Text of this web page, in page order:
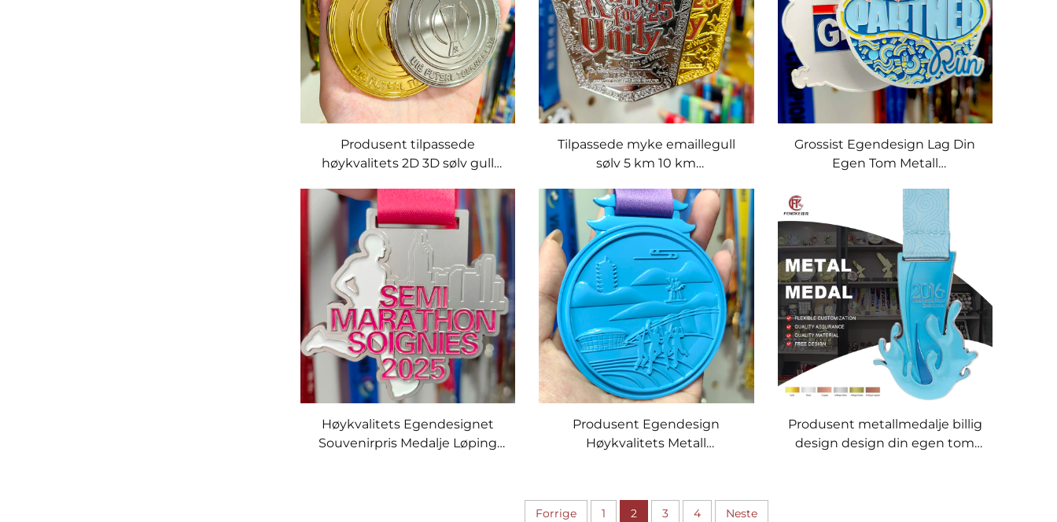
Produsent tilpassede
høykvalitets 2D 3D sølv gull
maraton fotball andre idretter
Tilpassede myke emaillegull
sølv 5 km 10 km
medaljer i metallhåndverk
Grossist Egendesign Lag Din
Egen Tom Metall
Gullpris Maratonløpsmedaljer
Høykvalitets Egendesignet
Souvenirpris Medalje Løping
Produsent Egendesign
Høykvalitets Metall
Produsent metallmedalje billig
design design din egen tom
Forrige 1 2 3 4 Neste